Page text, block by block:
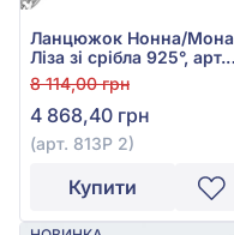
Ланцюжок Нонна/Мона
Ліза зі срібла 925°, арт.
813Р 2
8 114,00 грн
4 868,40 грн
(арт. 813Р 2)
Купити